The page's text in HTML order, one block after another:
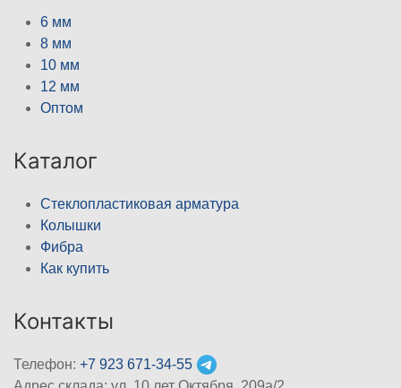
6 мм
8 мм
10 мм
12 мм
Оптом
Каталог
Стеклопластиковая арматура
Колышки
Фибра
Как купить
Контакты
Телефон: +7 923 671-34-55